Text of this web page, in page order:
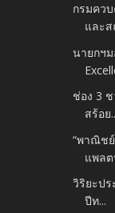
กรมคว
และส
นายกฯ
ช่อง 3
สร้อย
“พาณิช
แพลต
วิริยะป
ปีท...